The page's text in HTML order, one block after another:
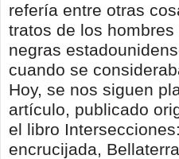
refería entre otras
tratos de los
negras
cuando se
Hoy, se nos siguen
artículo, publicado
el libro
encrucijada,